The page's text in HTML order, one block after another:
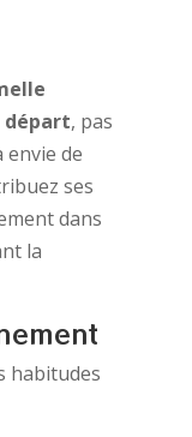
, pas
envie de
ses
dans
la
habitudes